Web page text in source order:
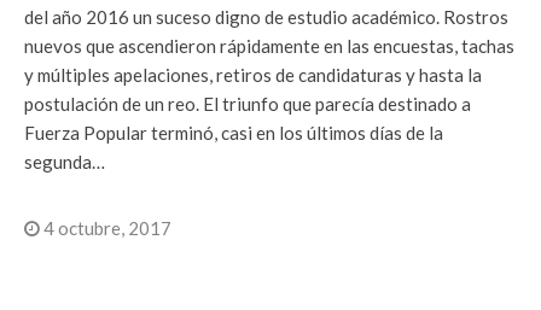
del año 2016 un suceso digno de estudio académico. Rostros
nuevos que ascendieron rápidamente en las encuestas, tachas
y múltiples apelaciones, retiros de candidaturas y hasta la
postulación de un reo. El triunfo que parecía destinado a
Fuerza Popular terminó, casi en los últimos días de la
segunda…
4 octubre, 2017